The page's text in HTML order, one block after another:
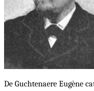
De Guchtenaere Eugène